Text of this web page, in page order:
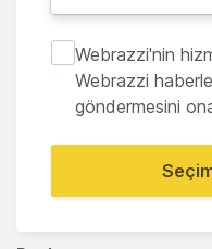
Webrazzi'nin
Webrazzi
göndermesini